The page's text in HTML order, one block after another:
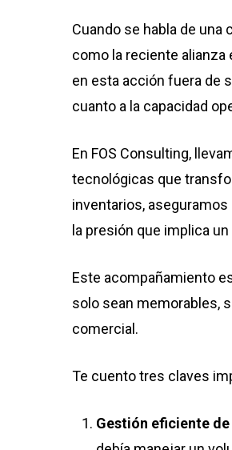
Cuando se habla de
como la reciente alianza
en esta acción fuera de
cuanto a la capacidad
En FOS Consulting,
tecnológicas que
inventarios,
la presión que implica un
Este acompañamiento
solo sean memorables,
comercial.
Te cuento tres claves
Gestión eficiente